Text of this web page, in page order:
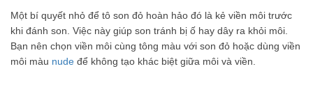
Một bí quyết nhỏ để tô son đỏ hoàn hảo đó là kẻ viền môi trước
khi đánh son. Việc này giúp son tránh bị ố hay dây ra khỏi môi.
Bạn nên chọn viền môi cùng tông màu với son đỏ hoặc dùng viền
môi màu nude để không tạo khác biệt giữa môi và viền.